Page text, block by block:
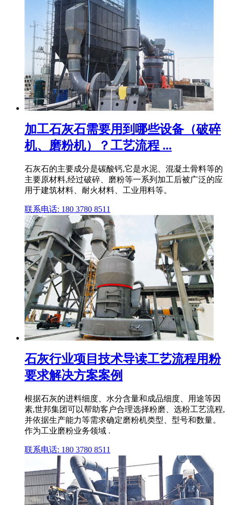
加工石灰石需要用到哪些设备（破碎
机、磨粉机）？工艺流程 ...
石灰石的主要成分是碳酸钙,它是水泥、混凝土骨料等的
主要原材料,经过破碎、磨粉等一系列加工后被广泛的应
用于建筑材料、耐火材料、工业用料等。
联系电话: 180 3780 8511
石灰行业项目技术导读工艺流程用粉
要求解决方案案例
根据石灰的进料细度、水分含量和成品细度、用途等因
素,世邦集团可以帮助客户合理选择粉磨、选粉工艺流程,
并依据生产能力等需求确定磨粉机类型、型号和数量。
作为工业磨粉业务领域 .
联系电话: 180 3780 8511